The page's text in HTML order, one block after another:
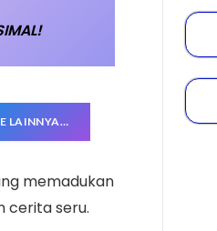
LAINNYA…
memadukan
cerita seru.